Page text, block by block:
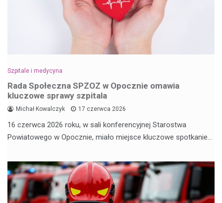
Szpitale i medycyna
Rada Społeczna SPZOZ w Opocznie omawia
kluczowe sprawy szpitala
Michał Kowalczyk 17 czerwca 2026
16 czerwca 2026 roku, w sali konferencyjnej Starostwa
Powiatowego w Opocznie, miało miejsce kluczowe spotkanie…